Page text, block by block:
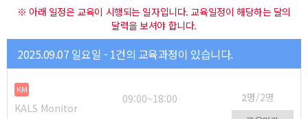
※ 아래 일정은 교육이 시행되는 일자입니다. 교육일정이 해당하는 달의
달력을 보셔야 합니다.
2025.09.07 일요일 - 1건의 교육과정이 있습니다.
KM
KALS Monitor
09:00~18:00 2명/2명